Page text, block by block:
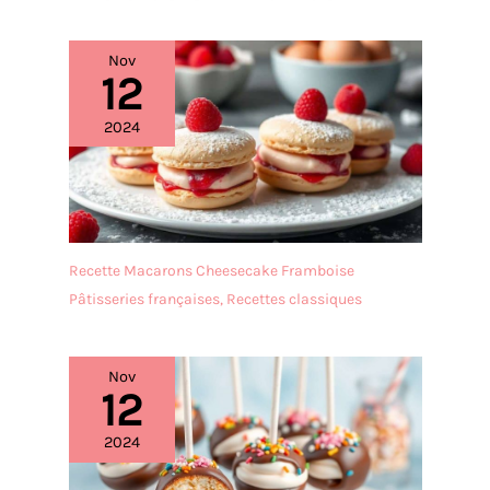
contiennent pas de plomb,
vous permettant de
savourer vos plats en
toute sérénité.
【Nettoyage au lave-
vaisselle et au micro-
ondes】 : Testé
rigoureusement par des
laboratoires
internationaux, ce set est
vaisselle et le micro-
utiliser intégralement ces
appareils pour ranger tous
vos ustensiles de table.
【Economie d'espace】 :
Ce set de vaisselle épuré
crée un environnement de
goûters et réceptions
diverses QUALITÉ
SUPÉRIEURE: Assiettes en
carton robuste avec
finition soignée, offrant
stabilité et résistance
pendant l'utilisation
Nov
12
2024
Recette Macarons Cheesecake Framboise
Pâtisseries françaises, Recettes classiques
Nov
12
2024